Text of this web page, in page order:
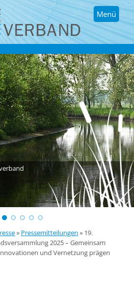
Menü
» Pressemitteilungen » 19.
2025 – Gemeinsam
und Vernetzung prägen